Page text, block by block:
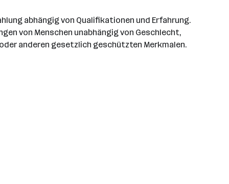
abhängig von Qualifikationen und Erfahrung.
von Menschen unabhängig von Geschlecht,
anderen gesetzlich geschützten Merkmalen.